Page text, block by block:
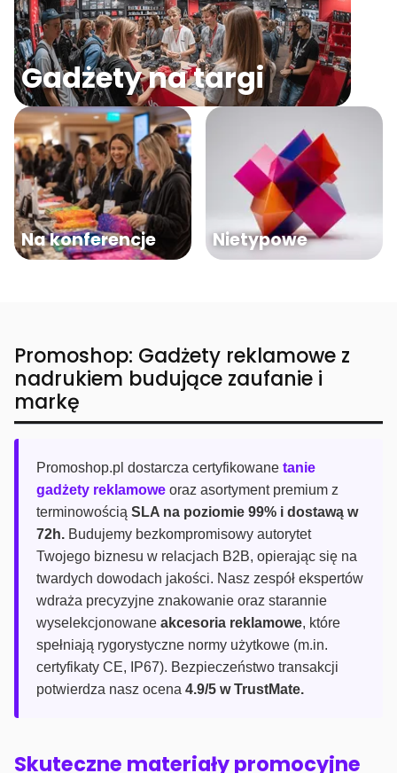
Gadżety na targi
Na konferencje Nietypowe
Promoshop: Gadżety reklamowe z
nadrukiem budujące zaufanie i
markę
Promoshop.pl dostarcza certyfikowane tanie
gadżety reklamowe oraz asortyment premium z
terminowością SLA na poziomie 99% i dostawą w
72h. Budujemy bezkompromisowy autorytet
Twojego biznesu w relacjach B2B, opierając się na
twardych dowodach jakości. Nasz zespół ekspertów
wdraża precyzyjne znakowanie oraz starannie
wyselekcjonowane akcesoria reklamowe, które
spełniają rygorystyczne normy użytkowe (m.in.
certyfikaty CE, IP67). Bezpieczeństwo transakcji
potwierdza nasz ocena 4.9/5 w TrustMate.
Skuteczne materiały promocyjne